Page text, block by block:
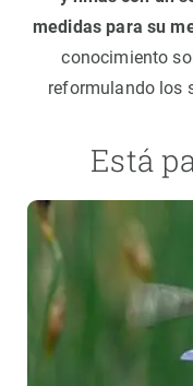
medidas para su
conocimiento
reformulando los
Está